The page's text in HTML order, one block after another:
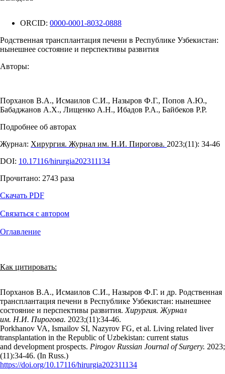
ORCID: 0000-0001-8032-0888
Родственная трансплантация печени в Республике Узбекистан:
нынешнее состояние и перспективы развития
Авторы:
Порханов В.А., Исмаилов С.И., Назыров Ф.Г., Попов А.Ю.,
Бабаджанов А.Х., Лищенко А.Н., Ибадов Р.А., Байбеков Р.Р.
Подробнее об авторах
Журнал: Хирургия. Журнал им. Н.И. Пирогова. 2023;(11): 34‑46
DOI: 10.17116/hirurgia202311134
Прочитано: 2743 раза
Скачать PDF
Связаться с автором
Оглавление
Как цитировать:
Порханов В.А., Исмаилов С.И., Назыров Ф.Г. и др. Родственная
трансплантация печени в Республике Узбекистан: нынешнее
состояние и перспективы развития. Хирургия. Журнал
им. Н.И. Пирогова. 2023;(11):34‑46.
Porkhanov VA, Ismailov SI, Nazyrov FG, et al. Living related liver
transplantation in the Republic of Uzbekistan: current status
and development prospects. Pirogov Russian Journal of Surgery. 2023;
(11):34‑46. (In Russ.)
https://doi.org/10.17116/hirurgia202311134